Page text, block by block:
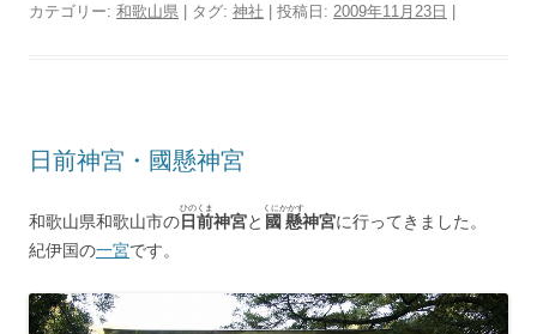
カテゴリー: 和歌山県 | タグ: 神社 | 投稿日: 2009年11月23日
日前神宮・國懸神宮
和歌山県和歌山市の日前
ひのくま
神宮と 國懸
くにかかす
神宮に行ってきました。
紀伊国の一宮です。